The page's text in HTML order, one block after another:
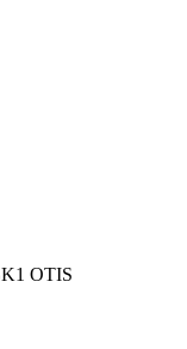
OTIS